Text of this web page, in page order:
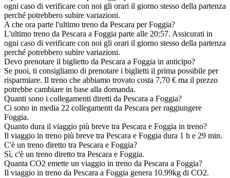
ogni caso di verificare con noi gli orari il giorno stesso della partenza
perché potrebbero subire variazioni.
A che ora parte l'ultimo treno da Pescara per Foggia?
L'ultimo treno da Pescara a Foggia parte alle 20:57. Assicurati in
ogni caso di verificare con noi gli orari il giorno stesso della partenza
perché potrebbero subire variazioni.
Devo prenotare il biglietto da Pescara a Foggia in anticipo?
Se puoi, ti consigliamo di prenotare i biglietti il prima possibile per
risparmiare. Il treno che abbiamo trovato costa 7,70 € ma il prezzo
potrebbe cambiare in base alla domanda.
Quanti sono i collegamenti diretti da Pescara a Foggia?
Ci sono in media 22 collegamenti da Pescara per raggiungere
Foggia.
Quanto dura il viaggio più breve tra Pescara e Foggia in treno?
Il viaggio in treno più breve tra Pescara e Foggia dura 1 h e 29 min.
C'è un treno diretto tra Pescara e Foggia?
Sì, c'è un treno diretto tra Pescara e Foggia.
Quanta CO2 emette un viaggio in treno da Pescara a Foggia?
Il viaggio in treno da Pescara a Foggia genera 10.99kg di CO2.